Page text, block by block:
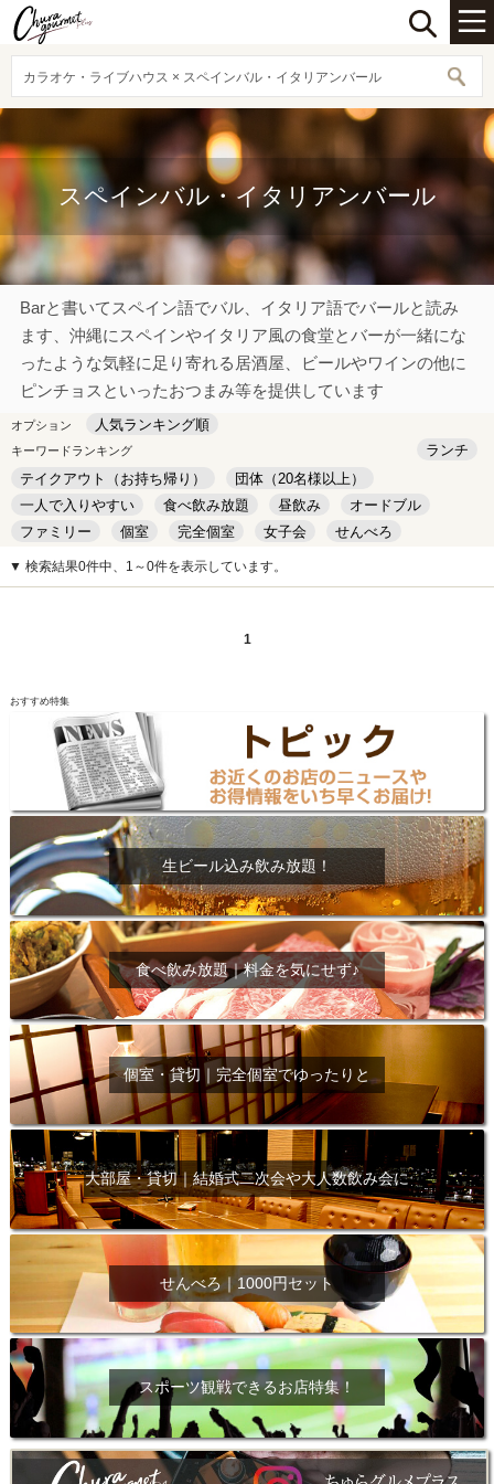
カラオケ・ライブハウス × スペインバル・イタリアンバール
スペインバル・イタリアンバール
Barと書いてスペイン語でバル、イタリア語でバールと読み
ます、沖縄にスペインやイタリア風の食堂とバーが一緒にな
ったような気軽に足り寄れる居酒屋、ビールやワインの他に
ピンチョスといったおつまみ等を提供しています
オプション 人気ランキング順
キーワードランキング
ランチ
テイクアウト（お持ち帰り）
団体（20名様以上）
一人で入りやすい
食べ飲み放題 昼飲み
オードブル
ファミリー
個室 完全個室 女子会
せんべろ
キッズルーム
安い デート
▼ 検索結果0件中、1～0件を表示しています。
1
おすすめ特集
生ビール込み飲み放題！
食べ飲み放題｜料金を気にせず♪
個室・貸切｜完全個室でゆったりと
大部屋・貸切｜結婚式二次会や大人数飲み会に
せんべろ｜1000円セット
スポーツ観戦できるお店特集！